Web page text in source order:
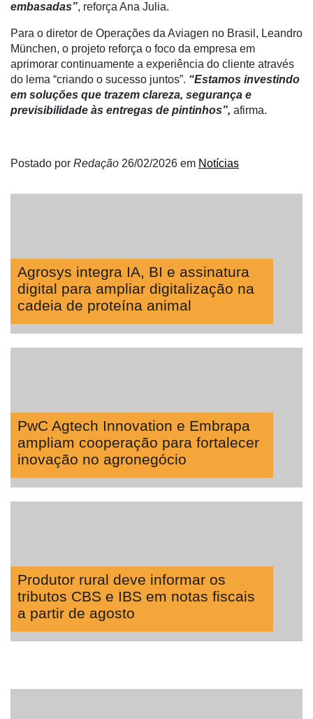
embasadas”, reforça Ana Julia.
Para o diretor de Operações da Aviagen no Brasil, Leandro
München, o projeto reforça o foco da empresa em
aprimorar continuamente a experiência do cliente através
do lema “criando o sucesso juntos”. “Estamos investindo
em soluções que trazem clareza, segurança e
previsibilidade às entregas de pintinhos”, afirma.
Postado por Redação 26/02/2026 em Notícias
Agrosys integra IA, BI e assinatura
digital para ampliar digitalização na
cadeia de proteína animal
PwC Agtech Innovation e Embrapa
ampliam cooperação para fortalecer
inovação no agronegócio
Produtor rural deve informar os
tributos CBS e IBS em notas fiscais
a partir de agosto